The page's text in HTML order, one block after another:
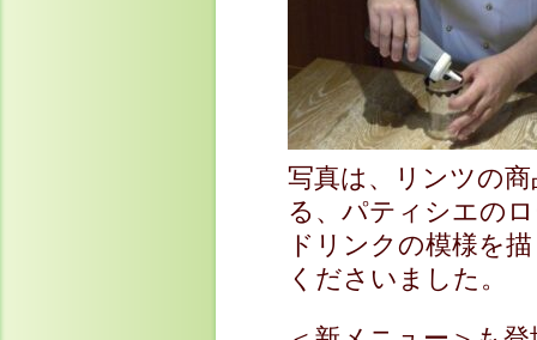
写真は、リンツの
る、パティシエの
ドリンクの模様を
くださいました。